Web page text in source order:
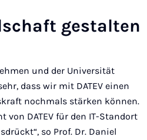
gestalten
und der Universität
dass wir mit DATEV einen
nochmals stärken können.
DATEV für den IT-Standort
so Prof. Dr. Daniel